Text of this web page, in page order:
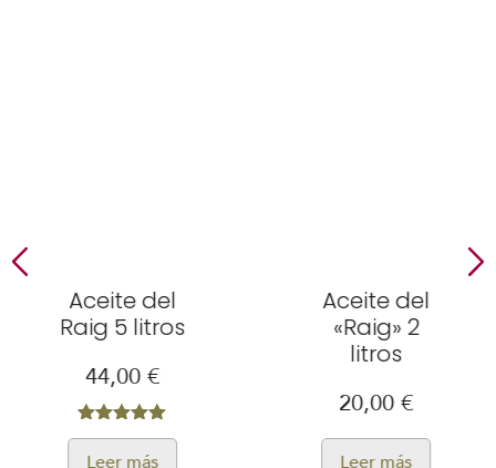
Aceite del
Raig 5 litros
44,00 €
Valorado
Leer más
Aceite del
«Raig» 2
litros
20,00 €
Leer más